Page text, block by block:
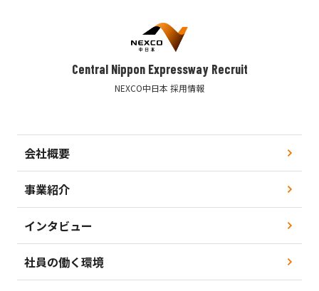
Central Nippon Expressway Recruit
NEXCO中日本 採用情報
会社概要
事業紹介
インタビュー
社員の働く環境